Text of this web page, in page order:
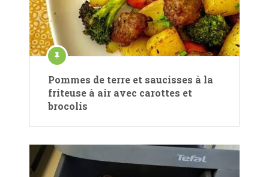
Pommes de terre et saucisses à la
friteuse à air avec carottes et
brocolis